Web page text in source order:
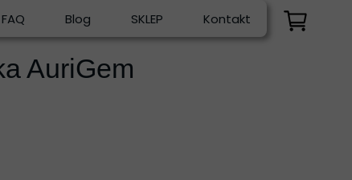
FAQ Blog SKLEP Kontakt
AuriGem